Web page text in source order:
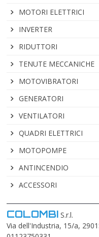
MOTORI ELETTRICI
INVERTER
RIDUTTORI
TENUTE MECCANICHE
MOTOVIBRATORI
GENERATORI
VENTILATORI
QUADRI ELETTRICI
MOTOPOMPE
ANTINCENDIO
ACCESSORI
COLOMBI S.r.l.
Via dell'Industria, 15/a,